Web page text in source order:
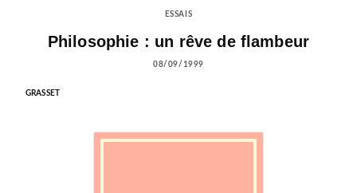
ESSAIS
Philosophie : un rêve de flambeur
08/09/1999
GRASSET